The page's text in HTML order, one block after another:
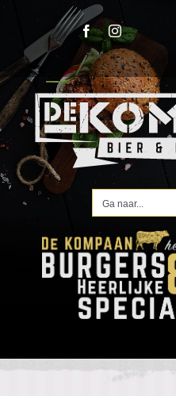
Ga
inhoud
FacebookInstagram
Ga naar...